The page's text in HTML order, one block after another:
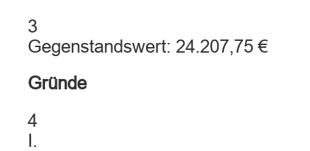
3
Gegenstandswert: 24.207,75 €
Gründe
4
I.